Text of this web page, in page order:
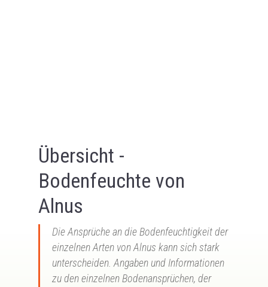
Übersicht -
Bodenfeuchte von
Alnus
Die Ansprüche an die Bodenfeuchtigkeit der
einzelnen Arten von Alnus kann sich stark
unterscheiden. Angaben und Informationen
zu den einzelnen Bodenansprüchen, der